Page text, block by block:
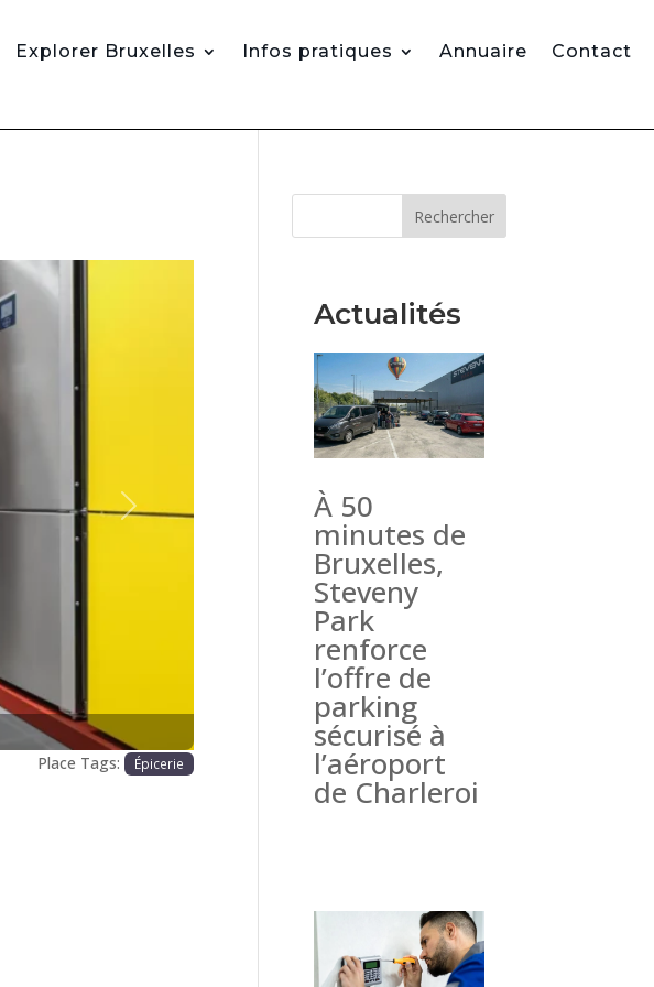
Explorer Bruxelles Infos pratiques Annuaire Contact
Prochaine
Place Tags: Épicerie
Rechercher
Actualités
À 50
minutes de
Bruxelles,
Steveny
Park
renforce
l’offre de
parking
sécurisé à
l’aéroport
de Charleroi